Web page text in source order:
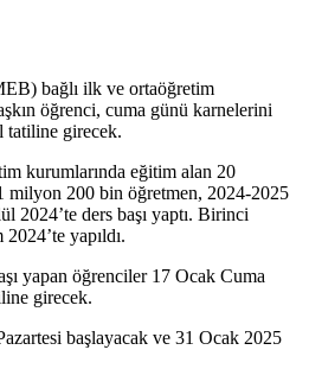
bağlı ilk ve ortaöğretim
öğrenci, cuma günü karnelerini
tatiline girecek.
kurumlarında eğitim alan 20
milyon 200 bin öğretmen, 2024-2025
2024’te ders başı yaptı. Birinci
yapıldı.
yapan öğrenciler 17 Ocak Cuma
girecek.
başlayacak ve 31 Ocak 2025